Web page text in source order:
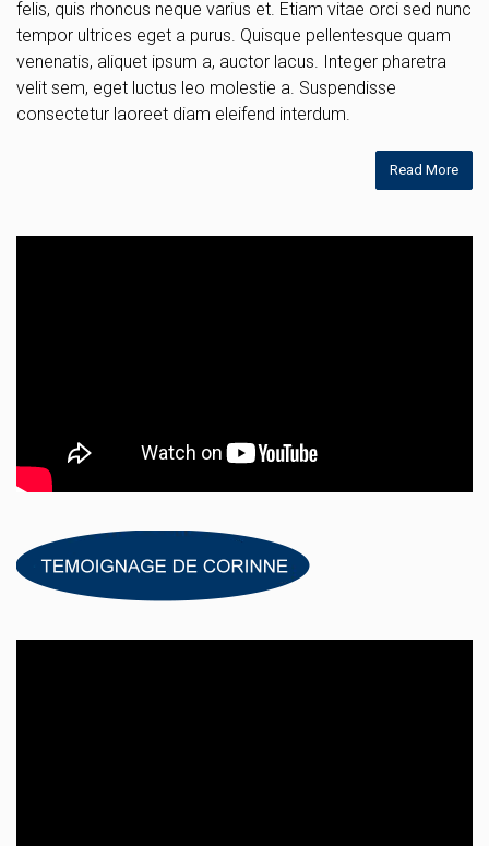
felis, quis rhoncus neque varius et. Etiam vitae orci sed nunc
tempor ultrices eget a purus. Quisque pellentesque quam
venenatis, aliquet ipsum a, auctor lacus. Integer pharetra
velit sem, eget luctus leo molestie a. Suspendisse
consectetur laoreet diam eleifend interdum.
Read More